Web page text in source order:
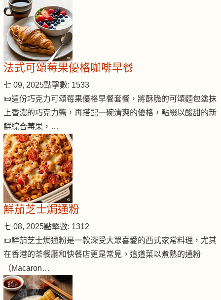
法式可頌莓果優格咖啡早餐
七 09, 2025點擊數: 1533
📜這份巧克力可頌莓果優格早餐套餐，將酥脆的可頌麵包塗抹
上香濃的巧克力醬，再搭配一碗清爽的優格，點綴以酸甜的新
鮮綜合莓果，…
鮮茄芝士焗通粉
七 08, 2025點擊數: 1312
📜鮮茄芝士焗通粉是一款深受大眾喜愛的西式家常料理，尤其
在香港的茶餐廳和快餐店更是常見。這道菜以煮熟的通粉
（Macaron…